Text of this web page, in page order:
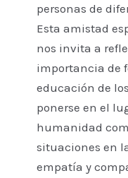
personas de
Esta amistad
nos invita a
importancia de
educación de
ponerse en el
humanidad
situaciones en
empatía y